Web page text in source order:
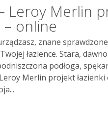
Leroy Merlin
– online
znane
łazience. Stara,
podłoga,
Merlin projekt